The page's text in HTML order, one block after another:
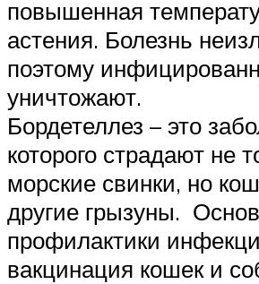
повышенная
астения. Болезнь
поэтому
уничтожают.
Бордетеллез – это
которого страдают не
морские свинки, но
другие грызуны.
профилактики
вакцинация кошек и